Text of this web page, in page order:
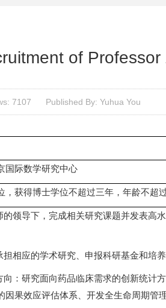
of
7107 Published By: Yuhua You
国际数学研究中心
，获得博士学位不超过三年，年龄不超
的领导下，完成相关研究课题并发表高
担相应的学术研究、申报科研基金和培
向：研究面向药品临床需求的创新统计
因果效应评估体系、开发全生命周期管